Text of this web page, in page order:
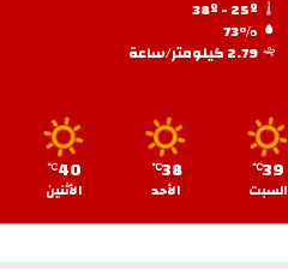
73%
2.79 كيلومتر/ساعة
39
℃
السبت
38
℃
الأحد
40
℃
الأثنين